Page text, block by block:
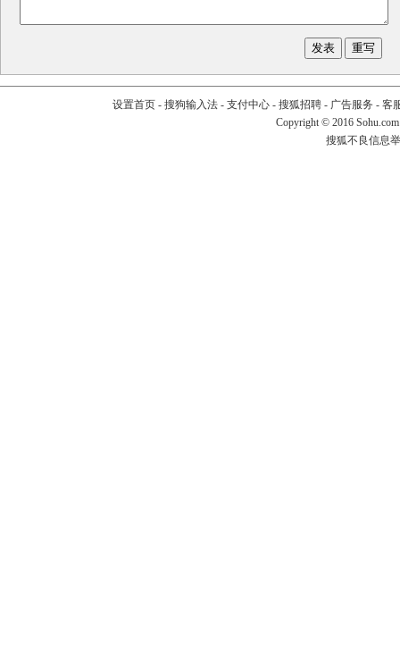
设置首页- 搜狗输入法- 支付中心- 搜狐招聘- 广告服务 - 客
Copyright © 2016
搜狐不良信息